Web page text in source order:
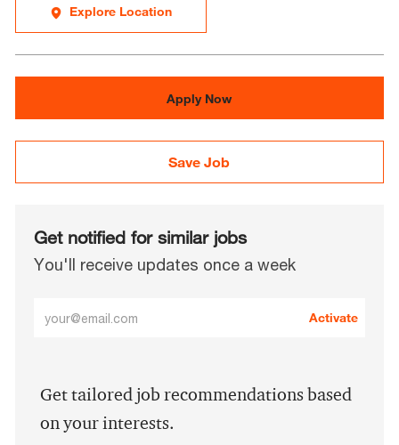
Explore Location
Apply Now
Save Job
Get notified for similar jobs
You'll receive updates once a week
(Required)
Activate
Get tailored job recommendations based
on your interests.